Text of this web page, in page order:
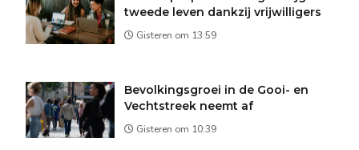
tweede leven dankzij vrijwilligers
Gisteren om 13:59
Bevolkingsgroei in de Gooi- en
Vechtstreek neemt af
Gisteren om 10:39